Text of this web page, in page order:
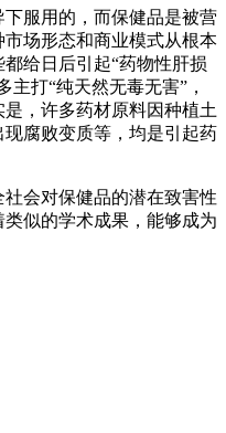
服用的，而保健品是被营
场形态和商业模式从根本
给日后引起“药物性肝损
打“纯天然无毒无害”，
，许多药材原料因种植土
腐败变质等，均是引起药
会对保健品的潜在致害性
似的学术成果，能够成为